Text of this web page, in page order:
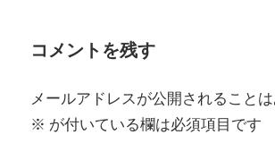
ゲ
シ
コメントを残す
メールアドレスが公開されることは
※ が付いている欄は必須項目です